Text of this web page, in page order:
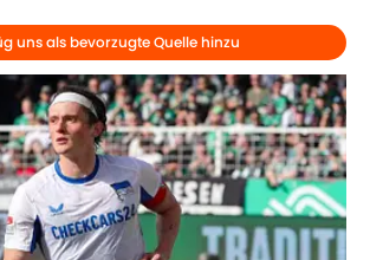
uns als bevorzugte Quelle hinzu